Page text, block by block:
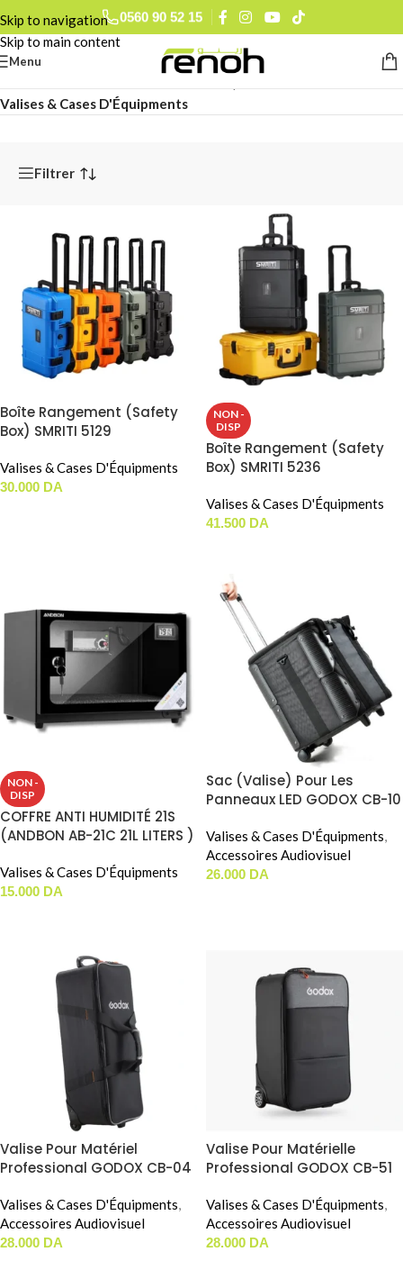
Skip to navigation
Skip to main content
0560 90 52 15
Menu
Valises & Cases D'Équipments
Filtrer
Boîte Rangement (Safety
Box) SMRITI 5129
Valises & Cases D'Équipments
30.000 DA
NON -
DISP
Boîte Rangement (Safety
Box) SMRITI 5236
Valises & Cases D'Équipments
41.500 DA
NON -
DISP
COFFRE ANTI HUMIDITÉ 21S
(ANDBON AB-21C 21L LITERS )
Valises & Cases D'Équipments
15.000 DA
Sac (Valise) Pour Les
Panneaux LED GODOX CB-10
Valises & Cases D'Équipments,
Accessoires Audiovisuel
26.000 DA
Valise Pour Matériel
Professional GODOX CB-04
Valises & Cases D'Équipments,
Accessoires Audiovisuel
28.000 DA
Valise Pour Matérielle
Professional GODOX CB-51
Valises & Cases D'Équipments,
Accessoires Audiovisuel
28.000 DA